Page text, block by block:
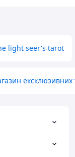
light seer's tarot
ексклюзивних